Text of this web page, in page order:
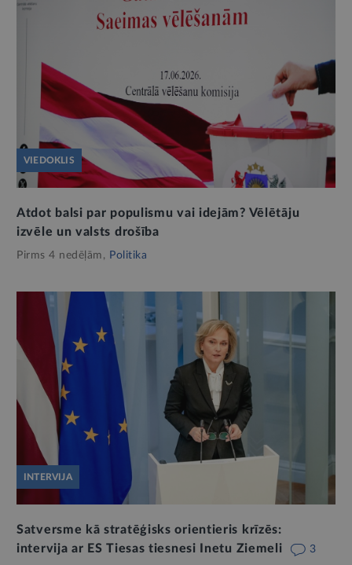
VIEDOKLIS
Atdot balsi par populismu vai idejām? Vēlētāju
izvēle un valsts drošība
Pirms 4 nedēļām, Politika
INTERVIJA
Satversme kā stratēģisks orientieris krīzēs:
intervija ar ES Tiesas tiesnesi Inetu Ziemeli
3